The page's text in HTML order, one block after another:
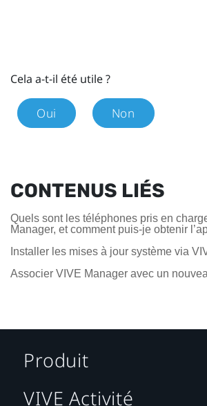
Cela a-t-il été utile ?
Oui Non
CONTENUS LIÉS
Quels sont les téléphones pris en
Manager, et comment puis-je obtenir
Installer les mises à jour système via
Associer VIVE Manager avec un
Produit
VIVE Activité